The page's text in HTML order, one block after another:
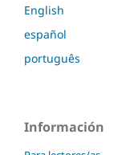
English
español
português
Información